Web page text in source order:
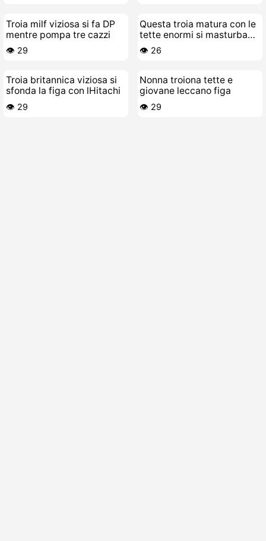
Troia milf viziosa si fa DP
mentre pompa tre cazzi
👁️ 29
Questa troia matura con le
tette enormi si masturba
da sola col vibratore
Hitachi
👁️ 26
Troia britannica viziosa si
sfonda la figa con lHitachi
👁️ 29
Nonna troiona tette e
giovane leccano figa
👁️ 29